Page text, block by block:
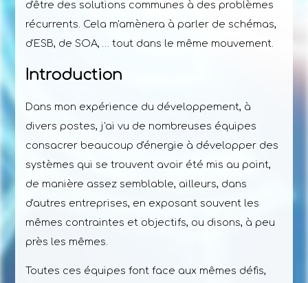
d'être des solutions communes à des problèmes
récurrents. Cela m'amènera à parler de schémas,
d'ESB, de SOA, … tout dans le même mouvement.
Introduction
Dans mon expérience du développement, à
divers postes, j'ai vu de nombreuses équipes
consacrer beaucoup d'énergie à développer des
systèmes qui se trouvent avoir été mis au point,
de manière assez semblable, ailleurs, dans
d'autres entreprises, en exposant souvent les
mêmes contraintes et objectifs, ou disons, à peu
près les mêmes.
Toutes ces équipes font face aux mêmes défis,